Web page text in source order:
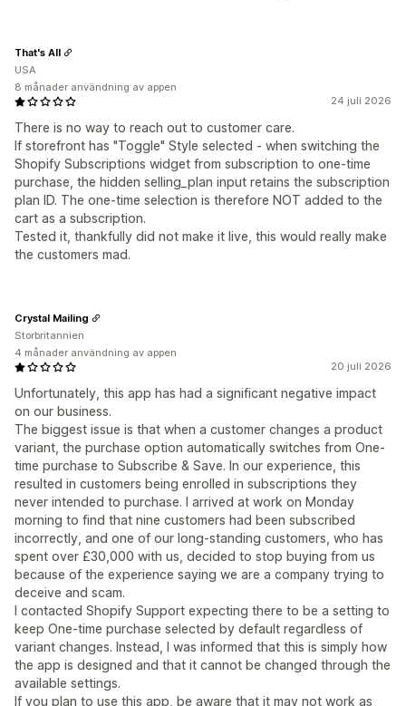
24 juli 2026
There is no way to reach out to customer care.
If storefront has "Toggle" Style selected - when switching the
Shopify Subscriptions widget from subscription to one-time
purchase, the hidden selling_plan input retains the subscription
plan ID. The one-time selection is therefore NOT added to the
cart as a subscription.
Tested it, thankfully did not make it live, this would really make
the customers mad.
That's All
USA
8 månader användning av appen
20 juli 2026
Unfortunately, this app has had a significant negative impact
on our business.
The biggest issue is that when a customer changes a product
variant, the purchase option automatically switches from One-
time purchase to Subscribe & Save. In our experience, this
resulted in customers being enrolled in subscriptions they
never intended to purchase. I arrived at work on Monday
morning to find that nine customers had been subscribed
incorrectly, and one of our long-standing customers, who has
spent over £30,000 with us, decided to stop buying from us
because of the experience saying we are a company trying to
deceive and scam.
I contacted Shopify Support expecting there to be a setting to
keep One-time purchase selected by default regardless of
variant changes. Instead, I was informed that this is simply how
the app is designed and that it cannot be changed through the
available settings.
If you plan to use this app, be aware that it may not work as
Crystal Mailing
Storbritannien
4 månader användning av appen